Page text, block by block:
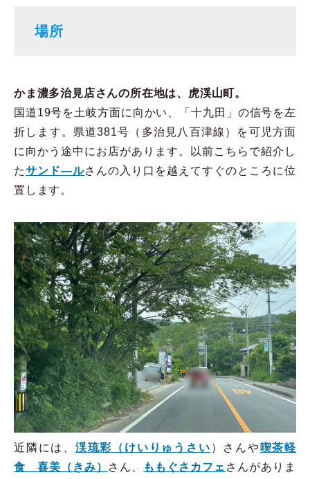
場所
かま濃多治見店さんの所在地は、虎渓山町。
国道19号を土岐方面に向かい、「十九田」の信号を左
折します。県道381号（多治見八百津線）を可児方面
に向かう途中にお店があります。以前こちらで紹介し
たサンド―ルさんの入り口を越えてすぐのところに位
置します。
近隣には、 渓琉彩（けいりゅうさい ）さんや 喫茶軽
食 喜美（きみ）
さん、 ももぐさカフェ さんがありま